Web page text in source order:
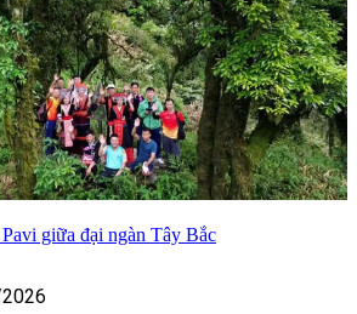
giữa đại ngàn Tây Bắc